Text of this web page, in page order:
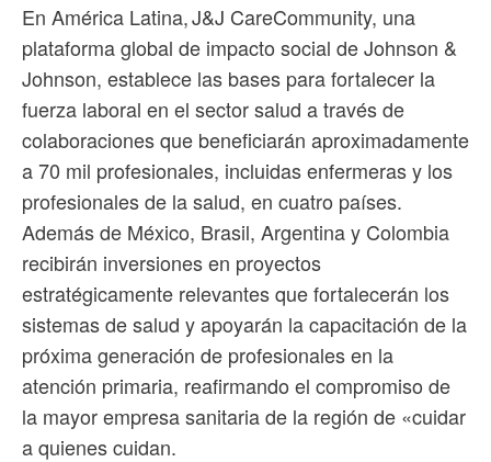
En América Latina, J&J CareCommunity, una
plataforma global de impacto social de Johnson &
Johnson, establece las bases para fortalecer la
fuerza laboral en el sector salud a través de
colaboraciones que beneficiarán aproximadamente
a 70 mil profesionales, incluidas enfermeras y los
profesionales de la salud, en cuatro países.
Además de México, Brasil, Argentina y Colombia
recibirán inversiones en proyectos
estratégicamente relevantes que fortalecerán los
sistemas de salud y apoyarán la capacitación de la
próxima generación de profesionales en la
atención primaria, reafirmando el compromiso de
la mayor empresa sanitaria de la región de «cuidar
a quienes cuidan.